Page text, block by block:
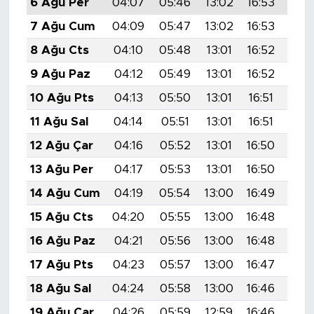
6 Ağu Per
04:07 05:46 13:02 16:53
7 Ağu Cum
04:09 05:47 13:02 16:53
8 Ağu Cts
04:10 05:48 13:01 16:52
9 Ağu Paz
04:12 05:49 13:01 16:52
10 Ağu Pts
04:13 05:50 13:01 16:51
11 Ağu Sal
04:14 05:51 13:01 16:51
12 Ağu Çar
04:16 05:52 13:01 16:50
13 Ağu Per
04:17 05:53 13:01 16:50
14 Ağu Cum
04:19 05:54 13:00 16:49
15 Ağu Cts
04:20 05:55 13:00 16:48
16 Ağu Paz
04:21 05:56 13:00 16:48
17 Ağu Pts
04:23 05:57 13:00 16:47
18 Ağu Sal
04:24 05:58 13:00 16:46